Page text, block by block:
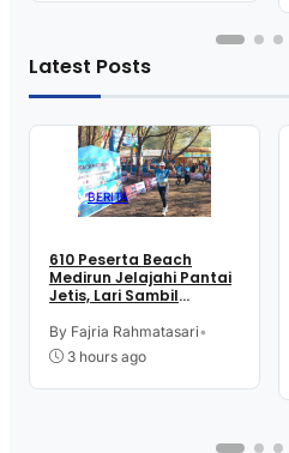
Latest Posts
BERITA
610 Peserta Beach
Medirun Jelajahi Pantai
Jetis, Lari Sambil
Alam
By Fajria Rahmatasari•
3 hours ago